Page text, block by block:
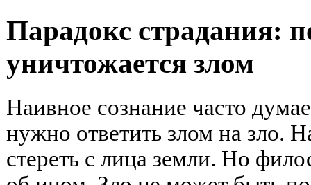
Парадокс страдания:
уничтожается злом
Наивное сознание часто
нужно ответить злом на зло.
стереть с лица земли. Но